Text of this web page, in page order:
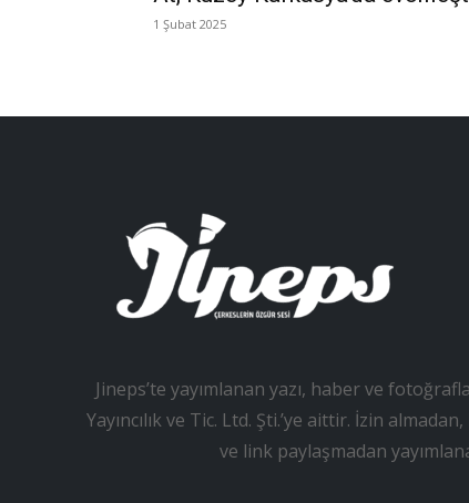
1 Şubat 2025
Jineps’te yayımlanan yazı, haber ve
Yayıncılık ve Tic. Ltd. Şti.’ye aittir. İzin
ve link paylaşmadan